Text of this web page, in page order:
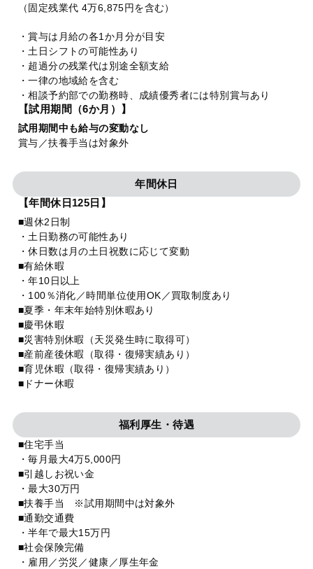
（固定残業代 4万6,875円を含む）
・賞与は月給の各1か月分が目安
・土日シフトの可能性あり
・超過分の残業代は別途全額支給
・一律の地域給を含む
・相談予約部での勤務時、成績優秀者には特別賞与あり
【試用期間（6か月）】
試用期間中も給与の変動なし
賞与／扶養手当は対象外
年間休日
【年間休日125日】
■週休2日制
・土日勤務の可能性あり
・休日数は月の土日祝数に応じて変動
■有給休暇
・年10日以上
・100％消化／時間単位使用OK／買取制度あり
■夏季・年末年始特別休暇あり
■慶弔休暇
■災害特別休暇（天災発生時に取得可）
■産前産後休暇（取得・復帰実績あり）
■育児休暇（取得・復帰実績あり）
■ドナー休暇
福利厚生・待遇
■住宅手当
・毎月最大4万5,000円
■引越しお祝い金
・最大30万円
■扶養手当 ※試用期間中は対象外
■通勤交通費
・半年で最大15万円
■社会保険完備
・雇用／労災／健康／厚生年金